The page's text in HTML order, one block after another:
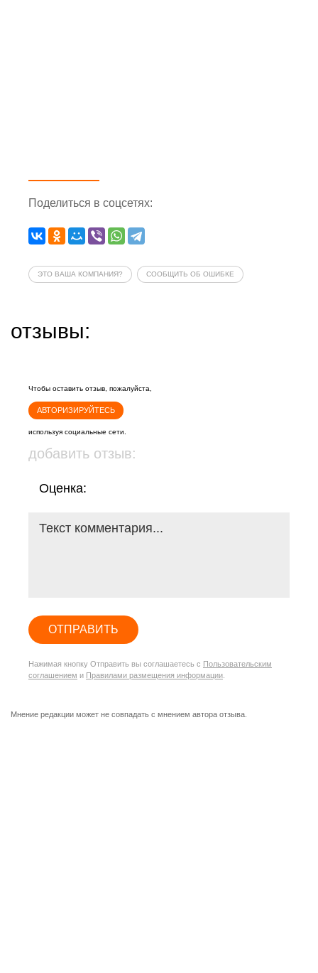
Поделиться в соцсетях:
ЭТО ВАША КОМПАНИЯ? СООБЩИТЬ ОБ ОШИБКЕ
отзывы:
Чтобы оставить отзыв, пожалуйста,
АВТОРИЗИРУЙТЕСЬ
используя социальные сети.
добавить отзыв:
Оценка:
ОТПРАВИТЬ
Нажимая кнопку Отправить вы соглашаетесь с Пользовательским
соглашением и Правилами размещения информации
Мнение редакции может не совпадать с мнением автора отзыва.